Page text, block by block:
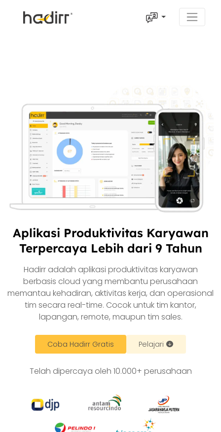
Aplikasi Produktivitas Karyawan
Terpercaya Lebih dari 9 Tahun
Hadirr adalah aplikasi produktivitas karyawan
berbasis cloud yang membantu perusahaan
memantau kehadiran, aktivitas kerja, dan operasional
tim secara real-time. Cocok untuk tim kantor,
lapangan, remote, maupun tim sales.
Coba Hadirr Gratis Pelajari
Telah dipercaya oleh 10.000+ perusahaan